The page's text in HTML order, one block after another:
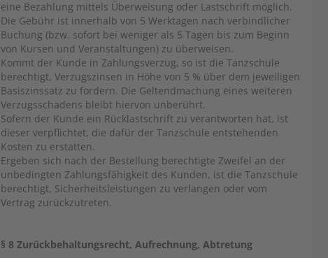
eine Bezahlung mittels Überweisung oder Lastschrift möglich.
Die Gebühr ist innerhalb von 5 Werktagen nach verbindlicher
Buchung (bzw. sofort bei weniger als 5 Tagen bis zum Beginn
von Kursen und Veranstaltungen) zu überweisen.
Kommt der Kunde in Zahlungsverzug, so ist die Tanzschule
berechtigt, Verzugszinsen in Höhe von 5 % über dem jeweiligen
Basiszinssatz zu fordern. Die Geltendmachung eines weiteren
Verzugsschadens bleibt hiervon unberührt.
Sofern der Kunde ein Rücklastschrift zu verantworten hat, ist
dieser verpflichtet, die dafür der Tanzschule entstehenden
Kosten zu erstatten.
Ergeben sich nach der Bestellung berechtigte Zweifel an der
unbedingten Zahlungsfähigkeit des Kunden, ist die Tanzschule
berechtigt, Sicherheitsleistungen zu verlangen oder vom
Vertrag zurückzutreten.
§ 8 Zurückbehaltungsrecht, Aufrechnung, Abtretung